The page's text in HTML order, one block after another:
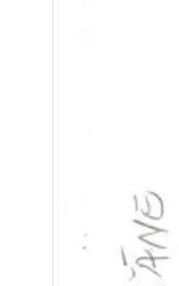
international -
e-mail:
Wir weisen darauf hin,
Der Vermittler
Infrastruktur /